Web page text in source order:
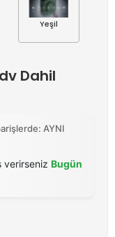
Yeşil
Dahil
AYNI
verirseniz Bugün